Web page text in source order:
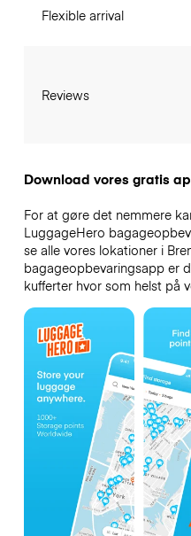
Flexible arrival
Reviews
Download vores gratis
For at gøre det nemmere
LuggageHero
se alle vores lokationer i
bagageopbevaringsapp er
kufferter hvor som helst på